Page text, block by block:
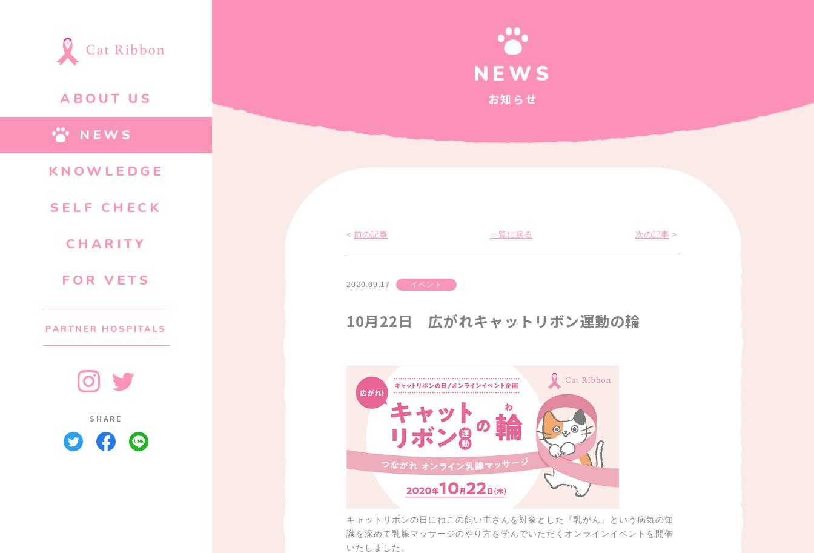
ABOUT US
NEWS
KNOWLEDGE
SELF CHECK
CHARITY
FOR VETS
PARTNER HOSPITALS
SHARE
NEWS
お知らせ
前の記事 一覧に戻る 次の記事
2020.09.17 イベント
10月22日 広がれキャットリボン運動の輪
キャットリボンの日にねこの飼い主さんを対象とした『乳がん』という病気の知
識を深めて乳腺マッサージのやり方を学んでいただくオンラインイベントを開催
いたしました。